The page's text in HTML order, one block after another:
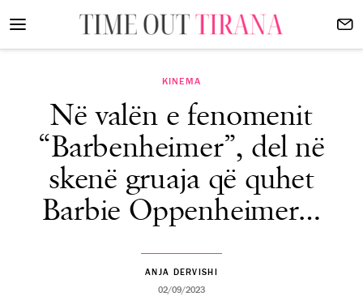
KINEMA
Në valën e fenomenit
“Barbenheimer”, del në
skenë gruaja që quhet
Barbie Oppenheimer…
ANJA DERVISHI
02/09/2023